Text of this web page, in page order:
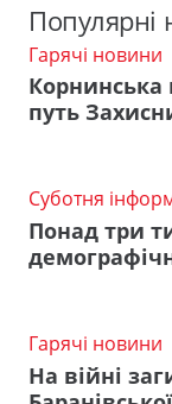
Популярні
Гарячі новини
Корнинська
путь
Суботня
Понад три
Гарячі новини
На війні